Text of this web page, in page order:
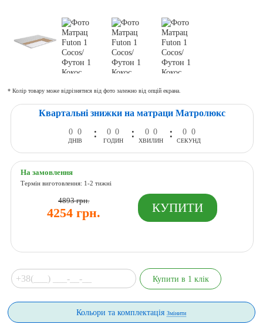
* Колір товару може відрізнятися від фото залежно від опцій екрана.
Квартальні знижки на матраци Матролюкс
0 0
ДНІВ
: 0 0
ГОДИН
: 0 0
ХВИЛИН
: 0 0
СЕКУНД
На замовлення
Термін виготовлення: 1-2 тижні
4893 грн.
4254 грн.
Кольори та комплектаціяЗмінити